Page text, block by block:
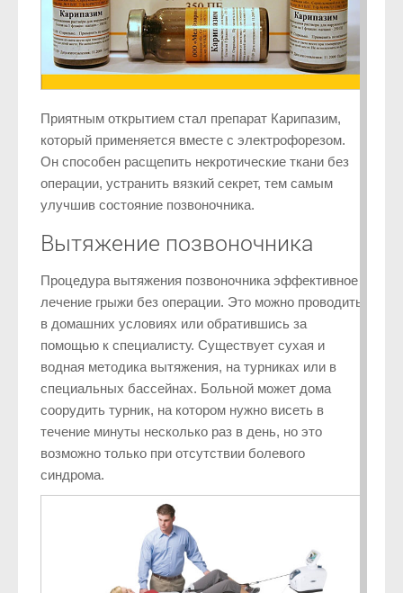
Приятным открытием стал препарат Карипазим,
который применяется вместе с электрофорезом.
Он способен расщепить некротические ткани без
операции, устранить вязкий секрет, тем самым
улучшив состояние позвоночника.
Вытяжение позвоночника
Процедура вытяжения позвоночника эффективное
лечение грыжи без операции. Это можно проводить
в домашних условиях или обратившись за
помощью к специалисту. Существует сухая и
водная методика вытяжения, на турниках или в
специальных бассейнах. Больной может дома
соорудить турник, на котором нужно висеть в
течение минуты несколько раз в день, но это
возможно только при отсутствии болевого
синдрома.